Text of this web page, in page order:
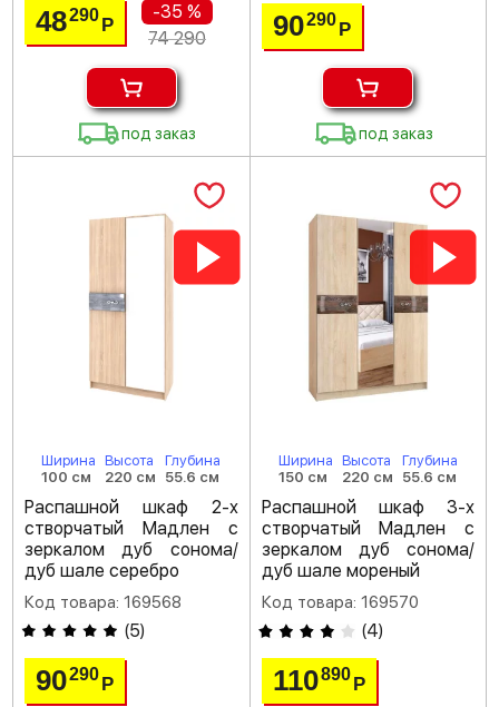
48290Р
-35 %
74 290
под заказ
90290 Р
под заказ
Ширина
100 см
Высота
220 см
Глубина
55.6 см
Распашной шкаф 2-х
створчатый Мадлен с
зеркалом дуб сонома/
дуб шале серебро
Код товара: 169568
(5)
90290Р
Ширина
150 см
Высота
220 см
Глубина
55.6 см
Распашной шкаф 3-х
створчатый Мадлен с
зеркалом дуб сонома/
дуб шале мореный
Код товара: 169570
(4)
110890 Р